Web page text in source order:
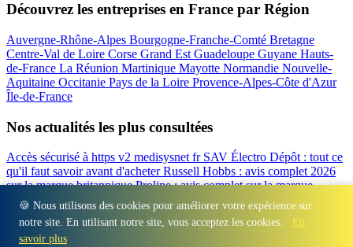
🍪 Nous utilisons des cookies pour améliorer votre expérience sur
notre site. En utilisant notre site, vous acceptez les cookies.
En
savoir plus
Découvrez les entreprises en France par Région
Auvergne-Rhône-Alpes Bourgogne-Franche-Comté Bretagne
Centre-Val de Loire Corse Grand Est Guadeloupe Guyane Hauts-
de-France La Réunion Martinique Mayotte Normandie Nouvelle-
Aquitaine Occitanie Pays de la Loire Provence-Alpes-Côte d'Azur
Île-de-France
Nos actualités les plus consultées
Accès sécurisé à https v2 medisysnet fr SAV Électro Dépôt : tout ce
qu'il faut savoir avant d'acheterRussell Hobbs : avis complet 2026
sur la marque britanniqueProline : avis complet sur la marque
d'électroménager
Valberg avis 2026 : notre test complet de la
marqueBeko : Avis sur la marque turque d'électroménager
Régions - Départements - Villes - Entreprises - Marques Contact
Espace presse